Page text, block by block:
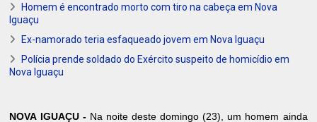
Homem é encontrado morto com tiro na cabeça em Nova
Iguaçu
Ex-namorado teria esfaqueado jovem em Nova Iguaçu
Polícia prende soldado do Exército suspeito de homicídio em
Nova Iguaçu
NOVA IGUAÇU - Na noite deste domingo (23), um homem ainda